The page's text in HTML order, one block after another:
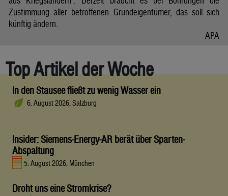
Zustimmung aller betroffenen Grundeigentümer, das soll sich
künftig ändern.
APA
Top Artikel der Woche
In den Stausee fließt zu wenig Wasser ein
6. August 2026, Salzburg
Insider: Siemens-Energy-AR berät über Sparten-
Abspaltung
5. August 2026, München
Droht uns eine Stromkrise?